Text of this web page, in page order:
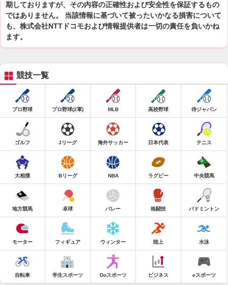
期しておりますが、その内容の正確性および安全性を保証するもの
ではありません。 当該情報に基づいて被ったいかなる損害について
も、株式会社NTTドコモおよび情報提供者は一切の責任を負いかね
ます。
競技一覧
プロ野球 プロ野球(2軍) MLB 高校野球 侍ジャパン
ゴルフ Jリーグ 海外サッカー 日本代表 テニス
大相撲 Bリーグ NBA ラグビー 中央競馬
地方競馬 卓球 バレー 格闘技 バドミントン
モーター フィギュア ウィンター 陸上 水泳
自転車 学生スポーツ Doスポーツ ビジネス eスポーツ